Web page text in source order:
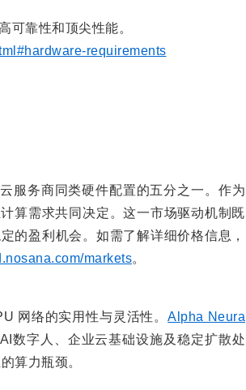
可靠性和顶尖性能。
requirements
服务商同类硬件配置的五分之一。作为
算需求共同决定。这一市场驱动机制既
的盈利机会。如需了解详细价格信息，
markets。
网络的实用性与灵活性。Alpha Neura
数字人、企业云基础设施及稳定扩散处
算力瓶颈。